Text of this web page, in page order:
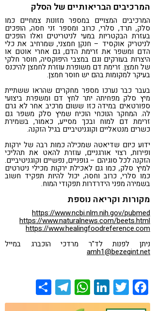
המרכיבים הבריאותיים של הסלק
המרכיבים המצויים במספר מזונות צמחיים כמו
סלק, תרד, סלרי, כרוב ומספר זני חסה, הופכים
בעזרת הבקטריות במעי לניטריטים ואלו הופכים
לניטריק אוקסיד – חנקן חמצני, שמרחיב את כלי
הדם ומשפר את זרימת הדם, גם אחרי אוטם או
היצרות בעורקים וגם במצבי היפוקסיה, חוסר חלקי
של חמצן. זרימת דם משופרת עוזרת לחמצן להיכנס
בעיקר למקומות בהם יש חוסר חמצן.
בעבר כבר נערכו מספר מחקרים שהראו ששתיית
מיץ סלק מפחיתה יתר לחץ דם ומשפרת ביצועי
ספורטאים במידה כזו ששום מרכיב אחר לא גרם
לה. המחקר הנוכחי הוכיח שמיץ סלק משפר גם
זרימת דם למוח ובכך מסייע, כאמור, בשמירת
כשרים מנטאליים וקוגניטיביים בגיל הזקנה.
ידוע כיום שדיאטה שמכילה כמות רבה של ירקות
ופירות, רצוי אורגניים, עוזרת להאט את תהליכי
הזקנה לכל סוגיהם – גופניים, נפשיים וקוגניטיביים.
למיץ סלק, כמו גם לאכילת ירקות מכילי ניטרטים
כמו סלרי, כרוב וחסה, יכול להיות תפקיד חשוב
בשמירה מפני הידרדרות תפקודי המוח.
מקורות וקריאה נוספת
https://www.ncbi.nlm.nih.gov/pubmed
https://www.naturalnews.com/beets.html
https://www.healingfoodreference.com
ניתן לפנות לד"ר מרדכי הוכברג במייל
amh1@bezeqint.net
Facebook
Twitter
LinkedIn
WhatsApp
Telegram